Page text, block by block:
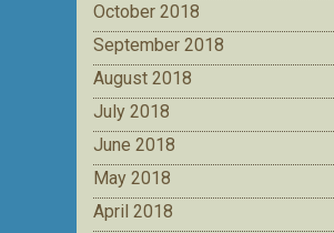
October 2018
September 2018
August 2018
July 2018
June 2018
May 2018
April 2018